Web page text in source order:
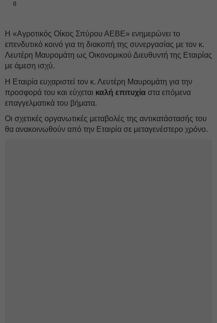
0
Η «Αγροτικός Οίκος Σπύρου ΑΕΒΕ» ενημερώνει το
επενδυτικό κοινό για τη διακοπή της συνεργασίας με τον κ.
Λευτέρη Μαυρομάτη ως Οικονομικού Διευθυντή της Εταιρίας
με άμεση ισχύ.
Η Εταιρία ευχαριστεί τον κ. Λευτέρη Μαυρομάτη για την
προσφορά του και εύχεται καλή επιτυχία στα επόμενα
επαγγελματικά του βήματα.
Οι σχετικές οργανωτικές μεταβολές της αντικατάστασής του
θα ανακοινωθούν από την Εταιρία σε μεταγενέστερο χρόνο.